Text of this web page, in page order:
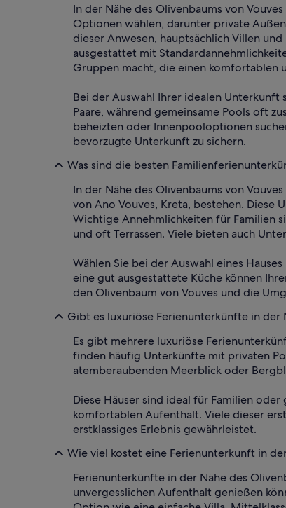
In der Nähe des Olivenbaums von
Optionen wählen, darunter private
dieser Anwesen, hauptsächlich Villen
ausgestattet mit
Gruppen macht, die einen komfortablen
Bei der Auswahl Ihrer idealen
Paare, während gemeinsame Pools oft
beheizten oder Innenpooloptionen
bevorzugte Unterkunft zu sichern.
Was sind die besten
In der Nähe des Olivenbaums von
von Ano Vouves, Kreta, bestehen.
Wichtige Annehmlichkeiten für Familien
und oft Terrassen. Viele bieten auch
Wählen Sie bei der Auswahl eines
eine gut ausgestattete Küche können
den Olivenbaum von Vouves und die
Gibt es luxuriöse Ferienunterkünfte in der
Es gibt mehrere luxuriöse
finden häufig Unterkünfte mit privaten
atemberaubenden Meerblick oder
Diese Häuser sind ideal für Familien
komfortablen Aufenthalt. Viele dieser
erstklassiges Erlebnis gewährleistet.
Wie viel kostet eine Ferienunterkunft in
Ferienunterkünfte in der Nähe des
unvergesslichen Aufenthalt genießen